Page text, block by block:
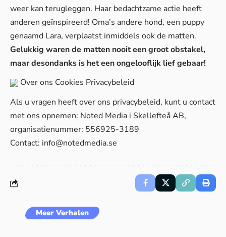
weer kan terugleggen. Haar bedachtzame actie heeft
anderen geïnspireerd! Oma’s andere hond, een puppy
genaamd Lara, verplaatst inmiddels ook de matten.
Gelukkig waren de matten nooit een groot obstakel,
maar desondanks is het een ongelooflijk lief gebaar!
Over ons Cookies Privacybeleid
Als u vragen heeft over ons privacybeleid, kunt u contact
met ons opnemen: Noted Media i Skellefteå AB,
organisatienummer: 556925-3189
Contact: info@notedmedia.se
Meer Verhalen